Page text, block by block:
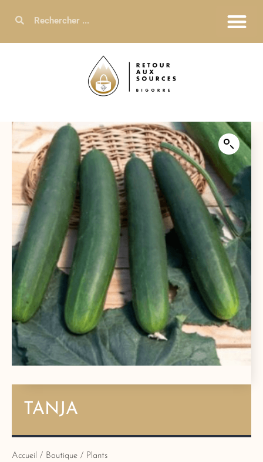
TANJA
Accueil / Boutique / Plants